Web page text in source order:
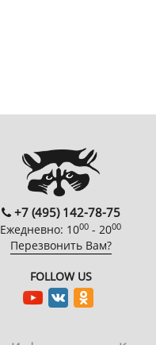
+7 (495) 142-78-75
Ежедневно: 1000 - 2000
Перезвонить Вам?
FOLLOW US